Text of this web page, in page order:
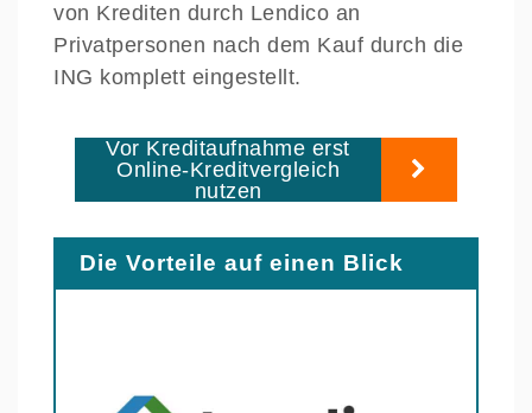
von Krediten durch Lendico an
Privatpersonen nach dem Kauf durch die
ING komplett eingestellt.
Vor Kreditaufnahme erst
Online-Kreditvergleich
nutzen
Die Vorteile auf einen Blick